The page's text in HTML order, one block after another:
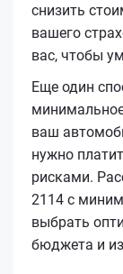
снизить
вашего
вас, чтобы
Еще один
ваш
нужно
рисками.
2114 с
выбрать
бюджета и